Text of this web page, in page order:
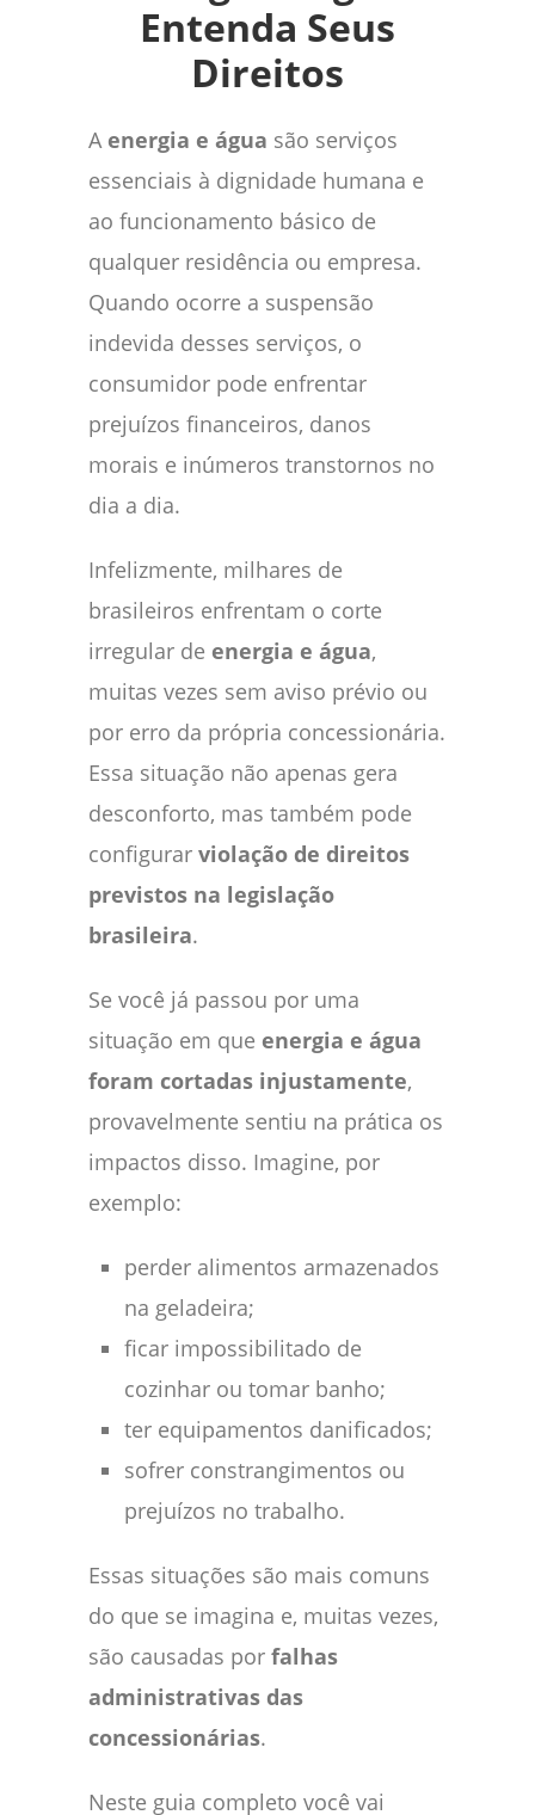
Entenda Seus
Direitos
A energia e água são serviços
essenciais à dignidade humana e
ao funcionamento básico de
qualquer residência ou empresa.
Quando ocorre a suspensão
indevida desses serviços, o
consumidor pode enfrentar
prejuízos financeiros, danos
morais e inúmeros transtornos no
dia a dia.
Infelizmente, milhares de
brasileiros enfrentam o corte
irregular de energia e água,
muitas vezes sem aviso prévio ou
por erro da própria concessionária.
Essa situação não apenas gera
desconforto, mas também pode
configurar violação de direitos
previstos na legislação
brasileira.
Se você já passou por uma
situação em que energia e água
foram cortadas injustamente,
provavelmente sentiu na prática os
impactos disso. Imagine, por
exemplo:
perder alimentos armazenados
na geladeira;
ficar impossibilitado de
cozinhar ou tomar banho;
ter equipamentos danificados;
sofrer constrangimentos ou
prejuízos no trabalho.
Essas situações são mais comuns
do que se imagina e, muitas vezes,
são causadas por falhas
administrativas das
concessionárias.
Neste guia completo você vai